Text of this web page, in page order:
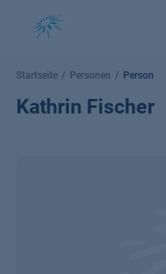
Startseite Personen Person
Kathrin Fischer